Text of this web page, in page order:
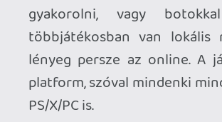
azoknak is van ok bőven maradni: csomó
behozható karakter, alternatív ruhák,
napi challenge-ek stb - mint ahogy
megszokhattuk a hasonló játékoknál.
Talán még korai bármit is kijelenteni a
játékról, de már most rendkívül
minőséginek tűnik, és brutál sokan